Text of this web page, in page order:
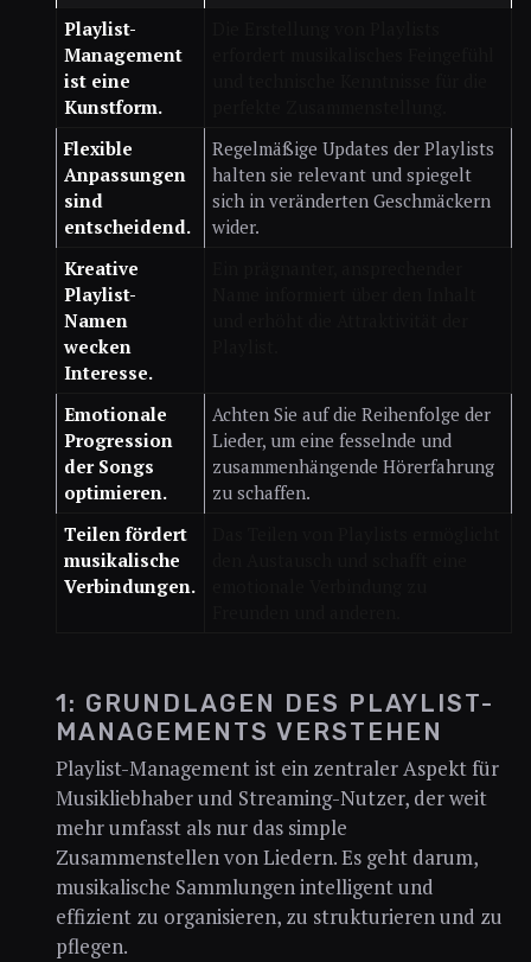
Playlist-
Management
ist eine
Kunstform.
Flexible
Anpassungen
sind
entscheidend.
Regelmäßige Updates der Playlists
halten sie relevant und spiegelt
sich in veränderten Geschmäckern
wider.
Kreative
Playlist-
Namen
wecken
Interesse.
Emotionale
Progression
der Songs
optimieren.
Achten Sie auf die Reihenfolge der
Lieder, um eine fesselnde und
zusammenhängende Hörerfahrung
zu schaffen.
Teilen fördert
musikalische
Verbindungen.
1: GRUNDLAGEN DES PLAYLIST-
MANAGEMENTS VERSTEHEN
Playlist-Management ist ein zentraler Aspekt für
Musikliebhaber und Streaming-Nutzer, der weit
mehr umfasst als nur das simple
Zusammenstellen von Liedern. Es geht darum,
musikalische Sammlungen intelligent und
effizient zu organisieren, zu strukturieren und zu
pflegen.